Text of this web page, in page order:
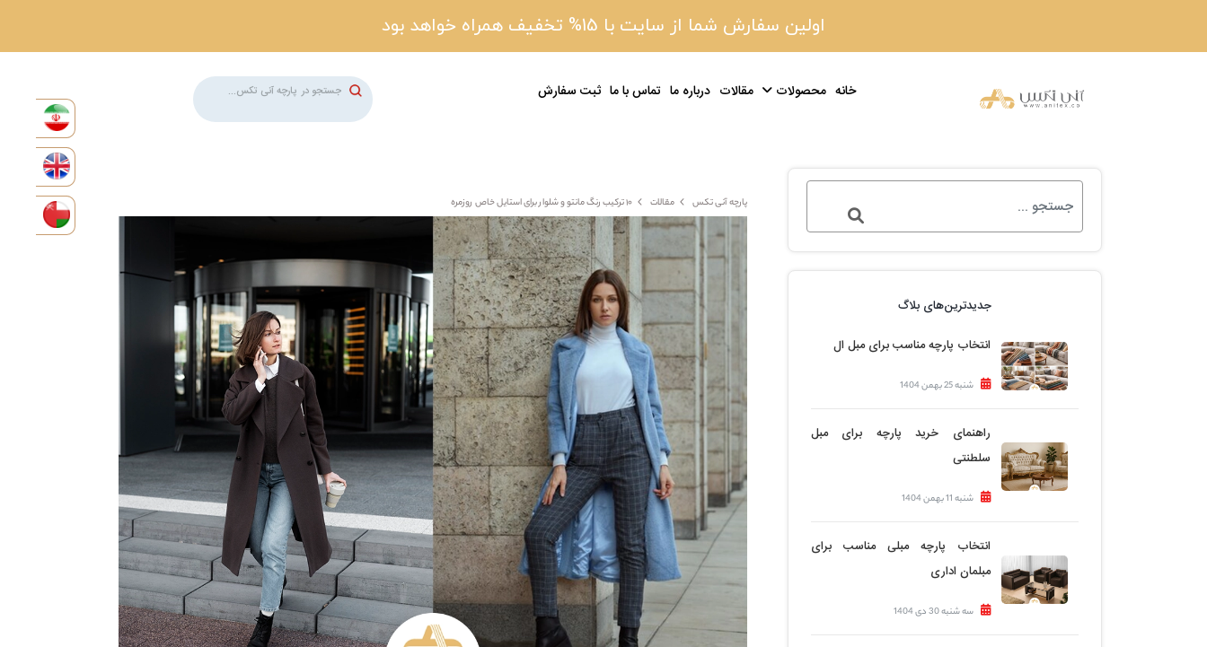
اولین سفارش شما از سایت با 15% تخفیف همراه خواهد بود
خانه محصولات مقالات درباره ما تماس با ما ثبت سفارش
پارچه آنی تکس مقالات ۱۰ ترکیب رنگ مانتو و شلوار برای استایل خاص روزمره
جدیدترین‌های بلاگ
انتخاب پارچه مناسب برای مبل ال
شنبه 25 بهمن 1404
راهنمای خرید پارچه برای مبل
سلطنتی
شنبه 11 بهمن 1404
انتخاب پارچه مبلی مناسب برای
مبلمان اداری
سه شنبه 30 دی 1404